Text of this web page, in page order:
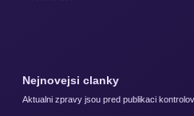
Nejnovejsi clanky
Aktualni zpravy jsou pred publikaci